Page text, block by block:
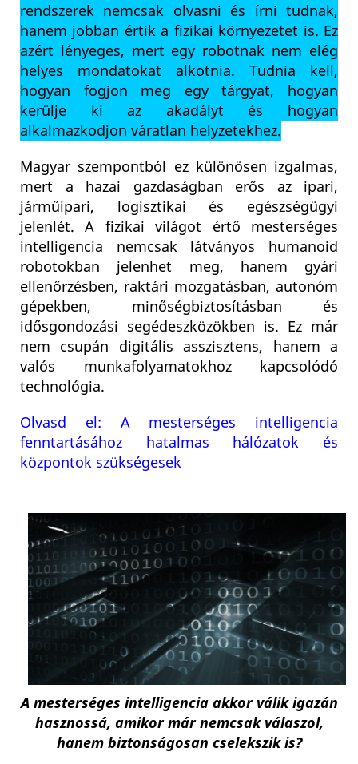
rendszerek nemcsak olvasni és írni tudnak,
hanem jobban értik a fizikai környezetet is. Ez
azért lényeges, mert egy robotnak nem elég
helyes mondatokat alkotnia. Tudnia kell,
hogyan fogjon meg egy tárgyat, hogyan
kerülje ki az akadályt és hogyan
alkalmazkodjon váratlan helyzetekhez.
Magyar szempontból ez különösen izgalmas,
mert a hazai gazdaságban erős az ipari,
járműipari, logisztikai és egészségügyi
jelenlét. A fizikai világot értő mesterséges
intelligencia nemcsak látványos humanoid
robotokban jelenhet meg, hanem gyári
ellenőrzésben, raktári mozgatásban, autonóm
gépekben, minőségbiztosításban és
idősgondozási segédeszközökben is. Ez már
nem csupán digitális asszisztens, hanem a
valós munkafolyamatokhoz kapcsolódó
technológia.
Olvasd el: A mesterséges intelligencia
fenntartásához hatalmas hálózatok és
központok szükségesek
A mesterséges intelligencia akkor válik igazán
hasznossá, amikor már nemcsak válaszol,
hanem biztonságosan cselekszik is?